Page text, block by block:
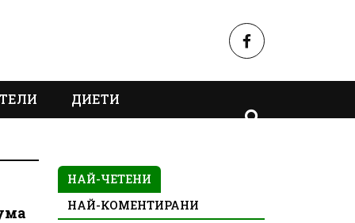
ДИЕТИ
НАЙ-ЧЕТЕНИ
НАЙ-КОМЕНТИРАНИ